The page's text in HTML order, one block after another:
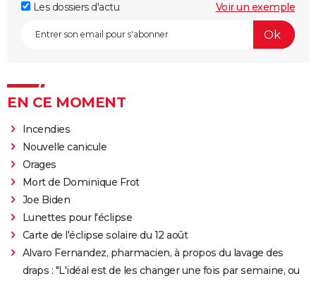
Les dossiers d'actu
Voir un exemple
EN CE MOMENT
Incendies
Nouvelle canicule
Orages
Mort de Dominique Frot
Joe Biden
Lunettes pour l'éclipse
Carte de l'éclipse solaire du 12 août
Alvaro Fernandez, pharmacien, à propos du lavage des
draps : "L'idéal est de les changer une fois par semaine, ou